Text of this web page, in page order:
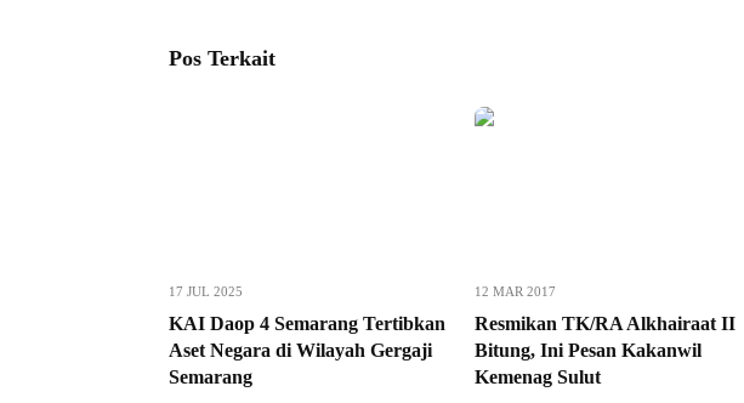
Pos Terkait
17 JUL 2025
KAI Daop 4 Semarang Tertibkan
Aset Negara di Wilayah Gergaji
Semarang
12 MAR 2017
Resmikan TK/RA Alkhairaat II
Bitung, Ini Pesan Kakanwil
Kemenag Sulut